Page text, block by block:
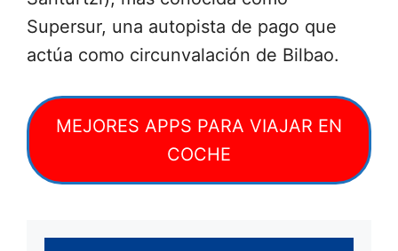
Supersur, una autopista de pago que
actúa como circunvalación de Bilbao.
MEJORES APPS PARA VIAJAR EN
COCHE